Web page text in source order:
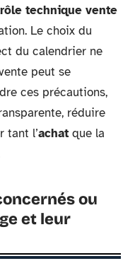
technique vente
Le choix du
du calendrier ne
peut se
ces précautions,
réduire
tant l’achat que la
ou
et leur